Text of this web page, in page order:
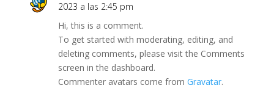
2023 a las 2:45 pm
Hi, this is a comment.
To get started with moderating, editing, and
deleting comments, please visit the Comments
screen in the dashboard.
Commenter avatars come from Gravatar.